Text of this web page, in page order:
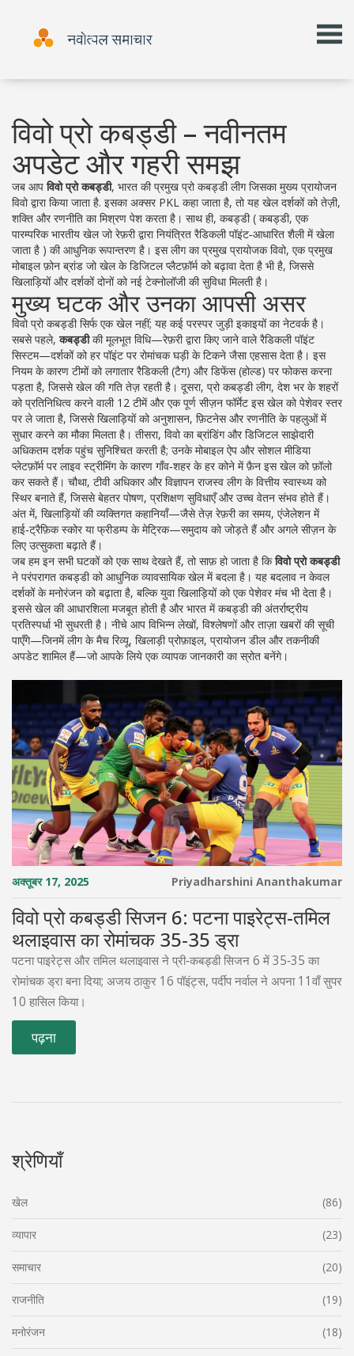
विवो प्रो कबड्डी – नवीनतम
अपडेट और गहरी समझ
जब आपविवो प्रो कबड्डी, भारत की प्रमुख प्रो कबड्डी लीग जिसका मुख्य प्रायोजन
विवो द्वारा किया जाता है. इसका अक्सर PKL कहा जाता है, तो यह खेल दर्शकों को तेज़ी,
शक्ति और रणनीति का मिश्रण पेश करता है। साथ ही, कबड्डी ( कबड्डी, एक
पारम्परिक भारतीय खेल जो रेफ़री द्वारा नियंत्रित रैडिकली पॉइंट‑आधारित शैली में खेला
जाता है ) की आधुनिक रूपान्तरण है। इस लीग का प्रमुख प्रायोजकविवो, एक प्रमुख
मोबाइल फ़ोन ब्रांड जो खेल के डिजिटल प्लैटफ़ॉर्म को बढ़ावा देता है भी है, जिससे
खिलाड़ियों और दर्शकों दोनों को नई टेक्नोलॉजी की सुविधा मिलती है।
मुख्य घटक और उनका आपसी असर
विवो प्रो कबड्डी सिर्फ एक खेल नहीं; यह कई परस्पर जुड़ी इकाइयों का नेटवर्क है।
सबसे पहले,कबड्डीकी मूलभूत विधि—रेफ़री द्वारा किए जाने वाले रैडिकली पॉइंट
सिस्टम—दर्शकों को हर पॉइंट पर रोमांचक घड़ी के टिकने जैसा एहसास देता है। इस
नियम के कारण टीमों को लगातार रैडिकली (टैग) और डिफेंस (होल्ड) पर फोकस करना
पड़ता है, जिससे खेल की गति तेज़ रहती है। दूसरा, प्रो कबड्डी लीग, देश भर के शहरों
को प्रतिनिधित्व करने वाली 12 टीमें और एक पूर्ण सीज़न फॉर्मेट इस खेल को पेशेवर स्तर
पर ले जाता है, जिससे खिलाड़ियों को अनुशासन, फ़िटनेस और रणनीति के पहलुओं में
सुधार करने का मौका मिलता है। तीसरा, विवो का ब्रांडिंग और डिजिटल साझेदारी
अधिकतम दर्शक पहुंच सुनिश्चित करती है; उनके मोबाइल ऐप और सोशल मीडिया
प्लेटफ़ॉर्म पर लाइव स्ट्रीमिंग के कारण गाँव‑शहर के हर कोने में फ़ैन इस खेल को फ़ॉलो
कर सकते हैं। चौथा, टीवी अधिकार और विज्ञापन राजस्व लीग के वित्तीय स्वास्थ्य को
स्थिर बनाते हैं, जिससे बेहतर पोषण, प्रशिक्षण सुविधाएँ और उच्च वेतन संभव होते हैं।
अंत में, खिलाड़ियों की व्यक्तिगत कहानियाँ—जैसे तेज़ रेफ़री का समय, एंजेलेशन में
हाई‑ट्रैफ़िक स्कोर या फ्रीडम्प के मेट्रिक—समुदाय को जोड़ते हैं और अगले सीज़न के
लिए उत्सुकता बढ़ाते हैं।
जब हम इन सभी घटकों को एक साथ देखते हैं, तो साफ़ हो जाता है किविवो प्रो कबड्डी
ने परंपरागत कबड्डी को आधुनिक व्यावसायिक खेल में बदला है। यह बदलाव न केवल
दर्शकों के मनोरंजन को बढ़ाता है, बल्कि युवा खिलाड़ियों को एक पेशेवर मंच भी देता है।
इससे खेल की आधारशिला मजबूत होती है और भारत में कबड्डी की अंतर्राष्ट्रीय
प्रतिस्पर्धा भी सुधरती है। नीचे आप विभिन्न लेखों, विश्लेषणों और ताज़ा खबरों की सूची
पाएँगे—जिनमें लीग के मैच रिव्यू, खिलाड़ी प्रोफ़ाइल, प्रायोजन डील और तकनीकी
अपडेट शामिल हैं—जो आपके लिये एक व्यापक जानकारी का स्रोत बनेंगे।
अक्तूबर 17, 2025 Priyadharshini Ananthakumar
विवो प्रो कबड्डी सिजन 6: पटना पाइरेट्स‑तमिल
थलाइवास का रोमांचक 35‑35 ड्रा
पटना पाइरेट्स और तमिल थलाइवास ने प्री‑कबड्डी सिजन 6 में 35‑35 का
रोमांचक ड्रा बना दिया; अजय ठाकुर 16 पॉइंट्स, पर्दीप नर्वाल ने अपना 11वाँ सुपर
10 हासिल किया।
पढ़ना
श्रेणियाँ
खेल (86)
व्यापार (23)
समाचार (20)
राजनीति (19)
मनोरंजन (18)